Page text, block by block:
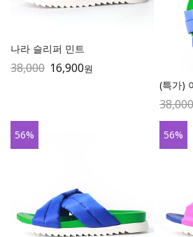
나라 슬리퍼 민트
38,000 16,900원
(특가)
38,000
56% 56%